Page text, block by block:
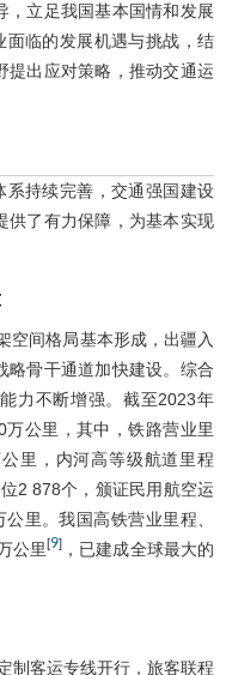
，立足我国基本国情和发展
面临的发展机遇与挑战，结
提出应对策略，推动交通运
系持续完善，交通强国建设
供了有力保障，为基本实现
空间格局基本形成，出疆入
略骨干通道加快建设。综合
力不断增强。截至2023年
公里，其中，铁路营业里
里，内河高等级航道里程
2 878个，颁证民用航空运
里。我国高铁营业里程、
公里[9] ，已建成全球最大的
制客运专线开行，旅客联程